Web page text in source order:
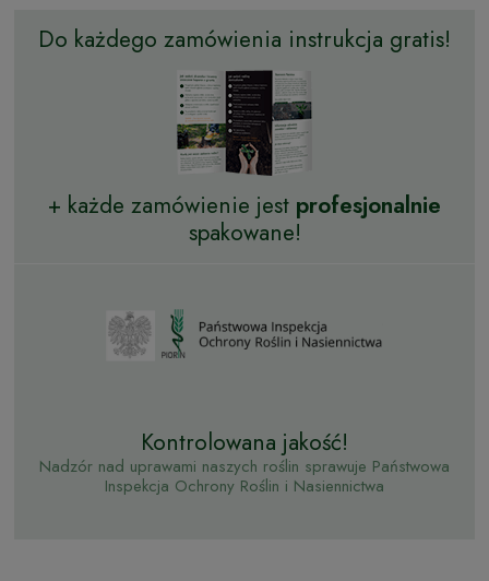
Do każdego zamówienia instrukcja gratis!
+ każde zamówienie jest profesjonalnie
spakowane!
Kontrolowana jakość!
Nadzór nad uprawami naszych roślin sprawuje Państwowa
Inspekcja Ochrony Roślin i Nasiennictwa